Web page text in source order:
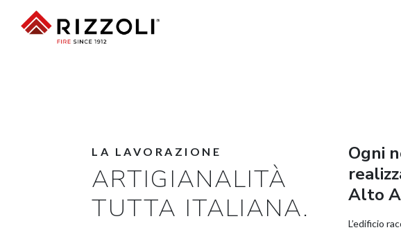
LA LAVORAZIONE
ARTIGIANALITÀ
TUTTA ITALIANA.
Ogni
Alto
L’edificio